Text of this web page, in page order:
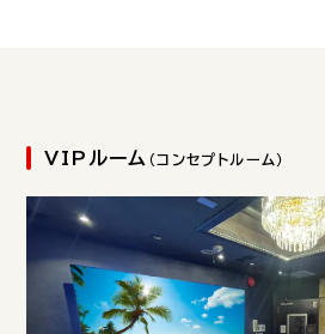
VIPルーム （コンセプトルーム）